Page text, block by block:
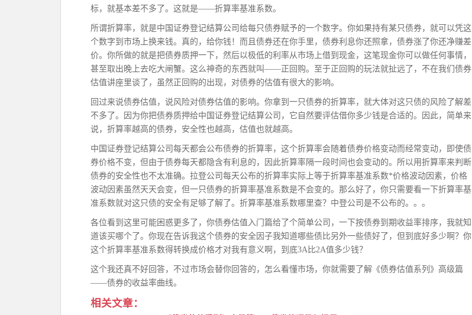
标，就基本差不多了。这就是——折算率基准系数。
所谓折算率，就是中国证券登记结算公司给每只债券赋予的一个数字。你如果持有某只债券，就可以凭这
个数字到市场上换来钱。真的，给你钱！而且债券还在你手里，债券利息你还照拿，债券涨了你还净赚差
价。你所做的就是把债券质押一下，然后以极低的利率从市场上借到现金，这笔现金你可以做任何事情，
甚至取出晚上去吃大闸蟹。这么神奇的东西就叫——正回购。至于正回购的玩法就扯远了，不在我们债券
估值讲座里谈了，虽然正回购的出现，对债券的估值有很大的影响。
回过来说债券估值，说风险对债券估值的影响。你拿到一只债券的折算率，就大体对这只债的风险了解差
不多了。因为你把债券质押给中国证券登记结算公司，它自然要评估借你多少钱是合适的。因此，简单来
说，折算率越高的债券，安全性也越高，估值也就越高。
中国证券登记结算公司每天都会公布债券的折算率，这个折算率会随着债券价格变动而经常变动，即使债
券价格不变，但由于债券每天都隐含有利息的，因此折算率隔一段时间也会变动的。所以用折算率来判断
债券的安全性也不太准确。拉登公司每天公布的折算率实际上等于折算率基准系数*价格波动因素，价格
波动因素虽然天天会变，但一只债券的折算率基准系数是不会变的。那么好了，你只需要看一下折算率基
准系数就对这只债的安全有足够了解了。折算率基准系数哪里查？中登公司是不公布的。。。
各位看到这里可能困惑更多了，你债券估值入门篇给了个简单公司，一下按债券到期收益率排序，我就知
道该买哪个了。你现在告诉我这个债券的安全因子我知道哪些债比另外一些债好了，但到底好多少啊？你
这个折算率基准系数得转换成价格才对我有意义啊，到底3A比2A值多少钱？
这个我还真不好回答，不过市场会替你回答的，怎么看懂市场，你就需要了解《债券估值系列》高级篇
——债券的收益率曲线。
相关文章：